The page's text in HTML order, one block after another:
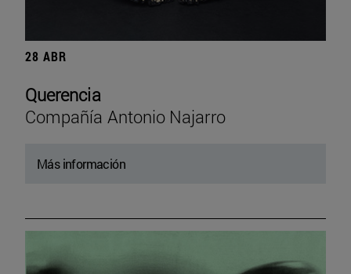
28 ABR
Querencia
Compañía Antonio Najarro
Más información